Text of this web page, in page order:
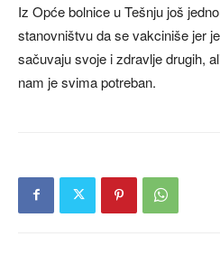
Iz Opće bolnice u Tešnju još
stanovništvu da se vakciniše jer
sačuvaju svoje i zdravlje drugih,
nam je svima potreban.